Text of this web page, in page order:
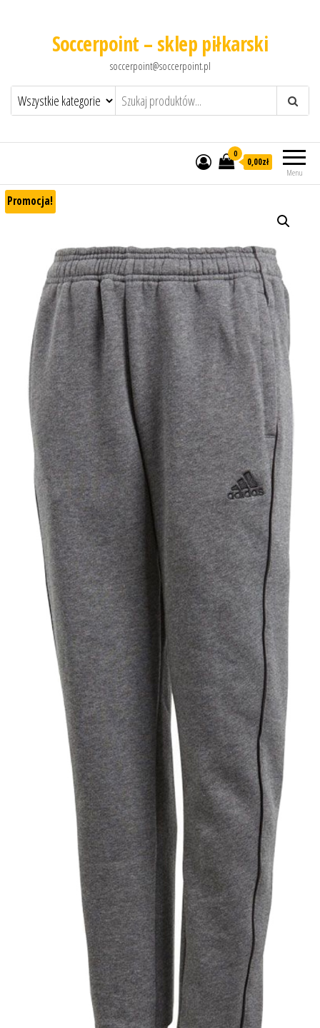
Soccerpoint – sklep piłkarski
soccerpoint@soccerpoint.pl
Menu
0
0,00zł
Promocja!